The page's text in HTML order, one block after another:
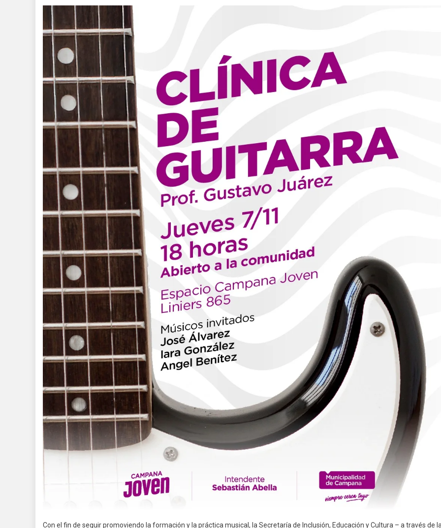
Con el fin de seguir promoviendo la formación y la práctica musical, la Secretaría de Inclusión, Educación y Cultura – a través de